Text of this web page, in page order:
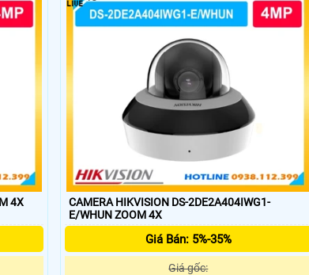
hổ trợ tốt là điều ưu tiên hơn cả giá camera. Bạn không thể
và dịch vụ hổ trợ khách hàng 🌀
'
4X
CAMERA HIKVISION DS-2DE2A404IWG1-
E/WHUN ZOOM 4X
Giá Bán: 5%-35%
Giá gốc: